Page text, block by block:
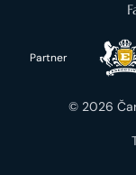
Partner
© 2026